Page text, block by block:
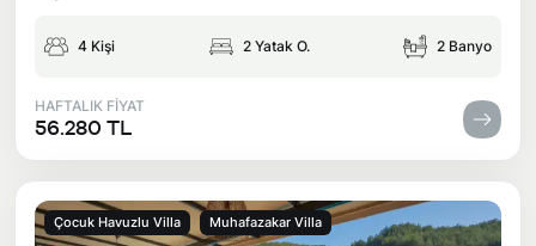
4 Kişi 2 Yatak O. 2 Banyo
HAFTALIK FİYAT
56.280 TL
Çocuk Havuzlu Villa Muhafazakar Villa